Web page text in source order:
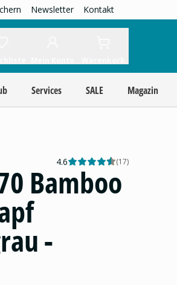
Newsletter Kontakt
Services SALE Magazin
4.6 (17)
Bamboo
-